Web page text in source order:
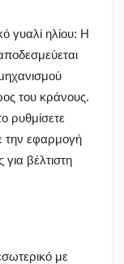
γυαλί ηλίου: Η
του κράνους.
ρυθμίσετε
την εφαρμογή
για βέλτιστη
με